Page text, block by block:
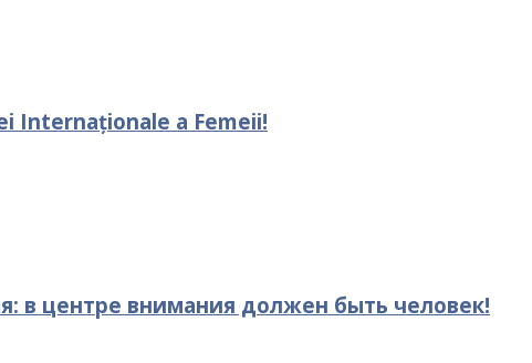
Internaționale a Femeii!
в центре внимания должен быть человек!